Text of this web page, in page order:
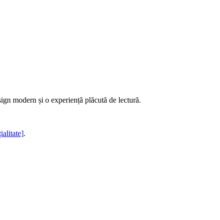
modern și o experiență plăcută de lectură.
.